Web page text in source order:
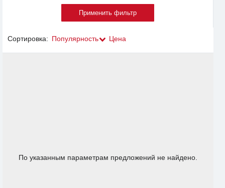
Сортировка: Популярность Цена
По указанным параметрам предложений не найдено.